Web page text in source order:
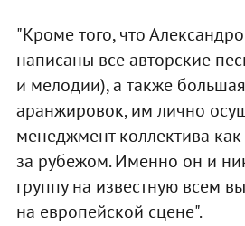
"Кроме того, что
написаны все авторские
и мелодии), а также
аранжировок, им лично
менеджмент коллектива как
за рубежом. Именно он и
группу на известную всем
на европейской сцене".